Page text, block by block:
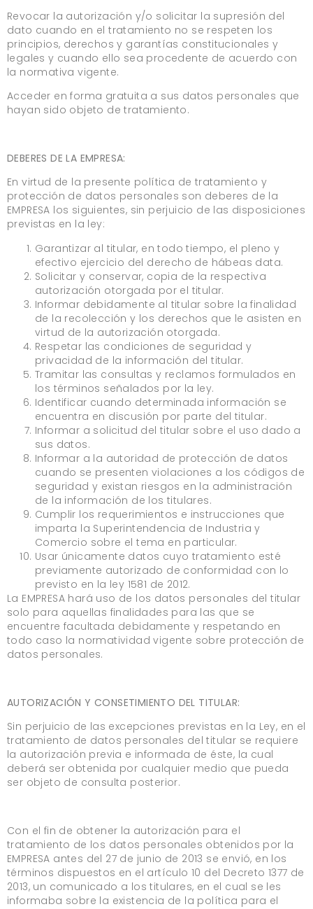
Revocar la autorización y/o solicitar la supresión del
dato cuando en el tratamiento no se respeten los
principios, derechos y garantías constitucionales y
legales y cuando ello sea procedente de acuerdo con
la normativa vigente.
Acceder en forma gratuita a sus datos personales que
hayan sido objeto de tratamiento.
DEBERES DE LA EMPRESA:
En virtud de la presente política de tratamiento y
protección de datos personales son deberes de la
EMPRESA los siguientes, sin perjuicio de las disposiciones
previstas en la ley:
Garantizar al titular, en todo tiempo, el pleno y
efectivo ejercicio del derecho de hábeas data.
Solicitar y conservar, copia de la respectiva
autorización otorgada por el titular.
Informar debidamente al titular sobre la finalidad
de la recolección y los derechos que le asisten en
virtud de la autorización otorgada.
Respetar las condiciones de seguridad y
privacidad de la información del titular.
Tramitar las consultas y reclamos formulados en
los términos señalados por la ley.
Identificar cuando determinada información se
encuentra en discusión por parte del titular.
Informar a solicitud del titular sobre el uso dado a
sus datos.
Informar a la autoridad de protección de datos
cuando se presenten violaciones a los códigos de
seguridad y existan riesgos en la administración
de la información de los titulares.
Cumplir los requerimientos e instrucciones que
imparta la Superintendencia de Industria y
Comercio sobre el tema en particular.
Usar únicamente datos cuyo tratamiento esté
previamente autorizado de conformidad con lo
previsto en la ley 1581 de 2012.
La EMPRESA hará uso de los datos personales del titular
solo para aquellas finalidades para las que se
encuentre facultada debidamente y respetando en
todo caso la normatividad vigente sobre protección de
datos personales.
AUTORIZACIÓN Y CONSETIMIENTO DEL TITULAR:
Sin perjuicio de las excepciones previstas en la Ley, en el
tratamiento de datos personales del titular se requiere
la autorización previa e informada de éste, la cual
deberá ser obtenida por cualquier medio que pueda
ser objeto de consulta posterior.
Con el fin de obtener la autorización para el
tratamiento de los datos personales obtenidos por la
EMPRESA antes del 27 de junio de 2013 se envió, en los
términos dispuestos en el artículo 10 del Decreto 1377 de
2013, un comunicado a los titulares, en el cual se les
informaba sobre la existencia de la política para el